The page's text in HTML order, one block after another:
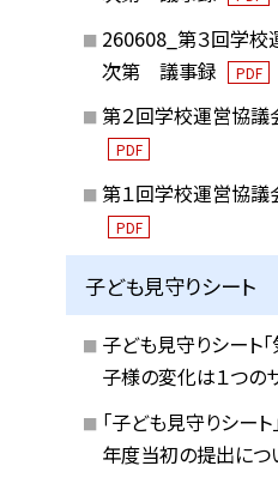
260608_第３回学校
次第 議事録
PDF
第２回学校運営協
PDF
第１回学校運営協
PDF
子ども見守りシート
子ども見守りシート
子様の変化は１つの
「子ども見守りシー
年度当初の提出につ